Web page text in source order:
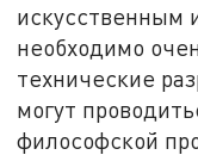
искусственным
необходимо
технические
могут
философской